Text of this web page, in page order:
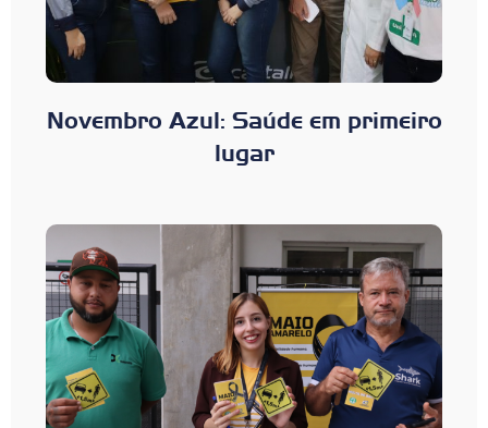
Novembro Azul: Saúde em primeiro
lugar